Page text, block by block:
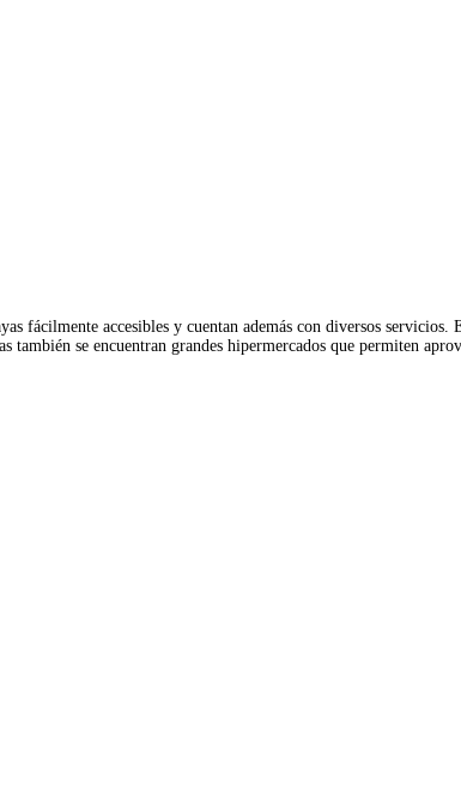
fácilmente accesibles y cuentan además con diversos servicios.
se encuentran grandes hipermercados que permiten